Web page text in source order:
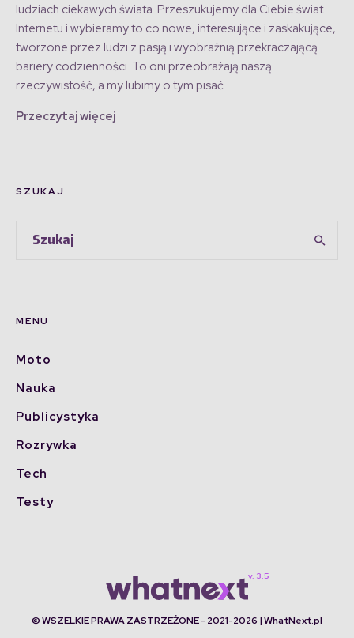
ludziach ciekawych świata. Przeszukujemy dla Ciebie świat
Internetu i wybieramy to co nowe, interesujące i zaskakujące,
tworzone przez ludzi z pasją i wyobraźnią przekraczającą
bariery codzienności. To oni przeobrażają naszą
rzeczywistość, a my lubimy o tym pisać.
Przeczytaj więcej
SZUKAJ
MENU
Moto
Nauka
Publicystyka
Rozrywka
Tech
Testy
© WSZELKIE PRAWA ZASTRZEŻONE - 2021-2026 | WhatNext.pl